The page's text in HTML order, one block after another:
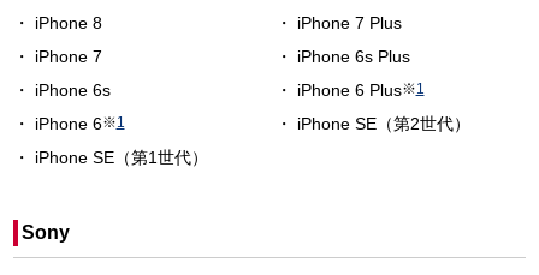
iPhone 8
iPhone 7 Plus
iPhone 7
iPhone 6s Plus
iPhone 6s
iPhone 6 Plus※1
iPhone 6※1
iPhone SE（第2世代）
iPhone SE（第1世代）
Sony